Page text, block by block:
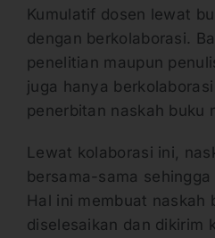
Kumulatif dosen lewat
dengan berkolaborasi.
penelitian maupun
juga hanya
penerbitan naskah buku
Lewat kolaborasi ini,
bersama-sama
Hal ini membuat naskah
diselesaikan dan dikirim